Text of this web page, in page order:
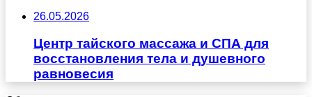
26.05.2026
Центр тайского массажа и СПА для
восстановления тела и душевного
равновесия